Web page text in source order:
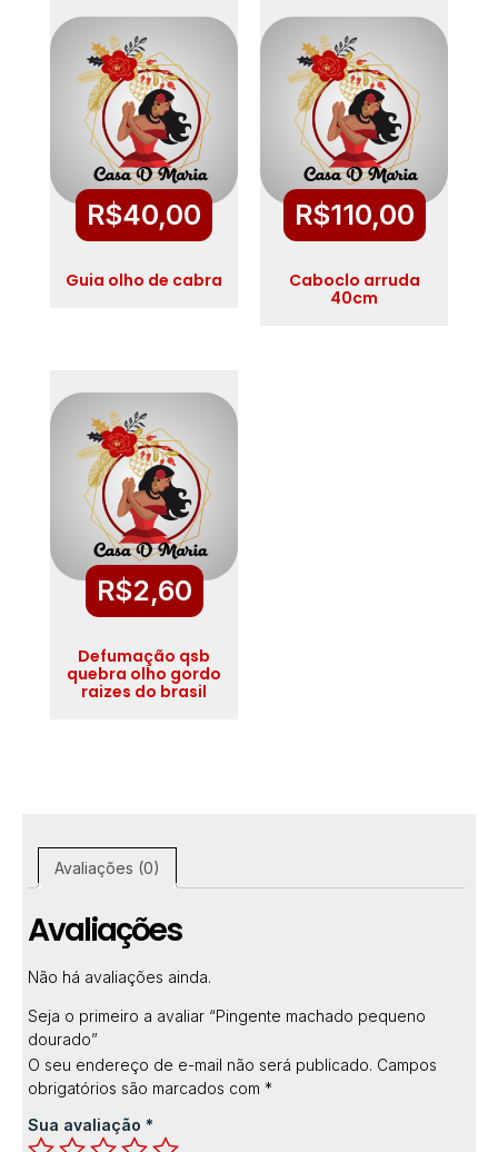
R$40,00
Guia olho de cabra
R$110,00
Caboclo arruda
40cm
R$2,60
Defumação qsb
quebra olho gordo
raizes do brasil
Avaliações (0)
Avaliações
Não há avaliações ainda.
Seja o primeiro a avaliar “Pingente machado pequeno
dourado”
O seu endereço de e-mail não será publicado. Campos
obrigatórios são marcados com *
Sua avaliação *